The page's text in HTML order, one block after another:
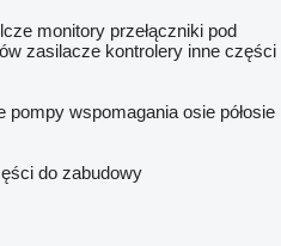
monitory przełączniki pod
zasilacze kontrolery inne części
pompy wspomagania osie półosie
do zabudowy